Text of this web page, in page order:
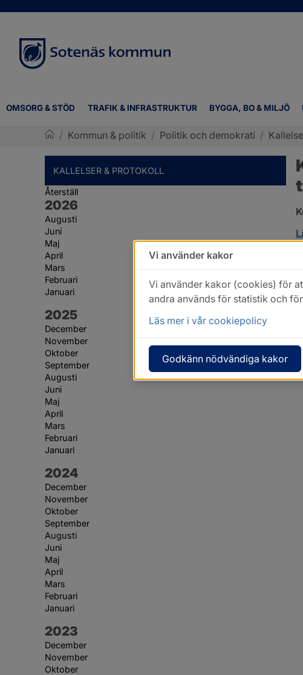
OMSORG & STÖD TRAFIK & INFRASTRUKTUR BYGGA, BO & MILJÖ
/ Kommun & politik / Politik och demokrati /
KALLELSER & PROTOKOLL
Återställ
År:
2026
Augusti
Juni
Maj
April
Mars
Februari
Januari
År:
2025
December
November
Oktober
September
Augusti
Juni
Maj
April
Mars
Februari
Januari
År:
2024
December
November
Oktober
September
Augusti
Juni
Maj
April
Mars
Februari
Januari
År:
2023
December
November
Oktober
Vi använder kakor
Vi använder kakor (cookies) för
andra används för statistik och
Läs mer i vår cookiepolicy
Godkänn nödvändiga kakor